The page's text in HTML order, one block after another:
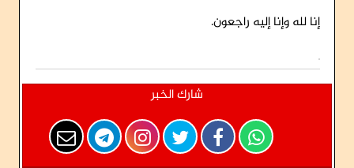
إنا لله وإنا إليه راجعون.
شارك الخبر